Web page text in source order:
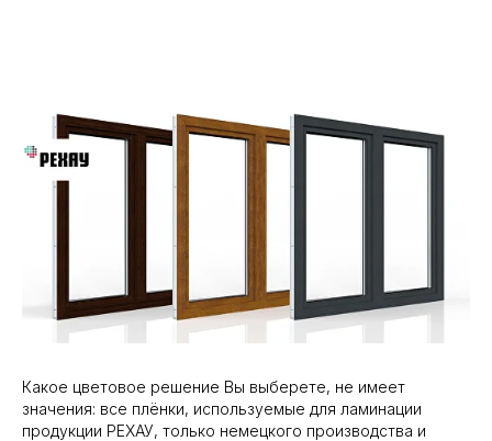
Какое цветовое решение Вы выберете, не имеет
значения: все плёнки, используемые для ламинации
продукции РЕХАУ, только немецкого производства и